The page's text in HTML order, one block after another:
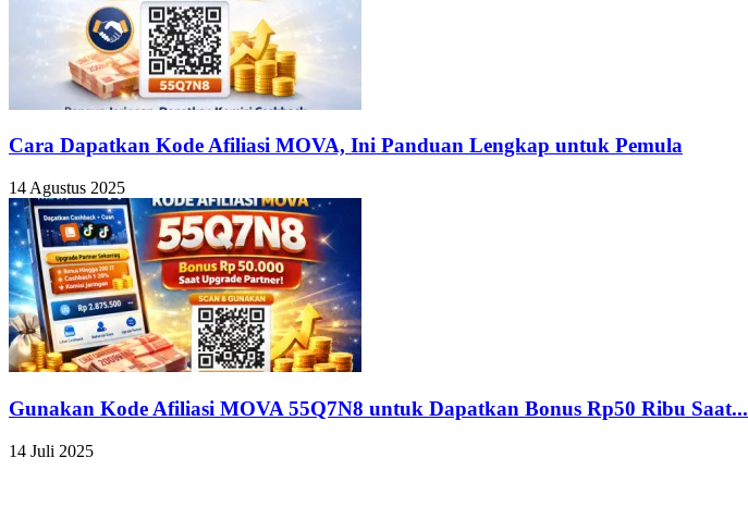
Cara Dapatkan Kode Afiliasi MOVA, Ini Panduan Lengkap untuk Pemula
14 Agustus 2025
Gunakan Kode Afiliasi MOVA 55Q7N8 untuk Dapatkan Bonus Rp50 Ribu Saat...
14 Juli 2025